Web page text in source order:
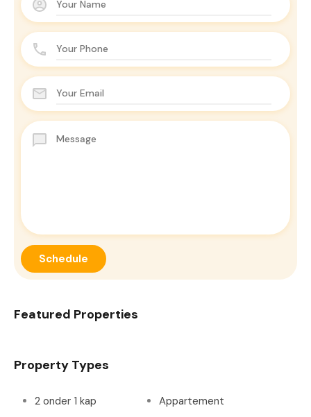
Featured Properties
Property Types
2 onder 1 kap Appartement